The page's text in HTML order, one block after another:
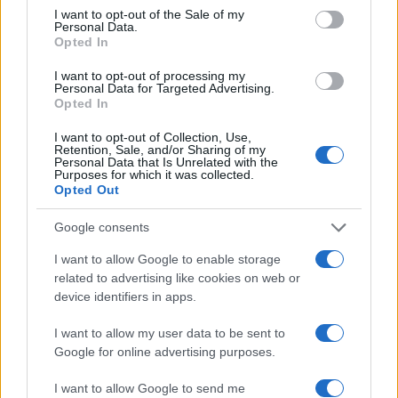
consent section.
I want to opt-out of the Sale of my
Personal Data.
Opted In
I want to opt-out of processing my
Personal Data for Targeted Advertising.
Opted In
I want to opt-out of Collection, Use,
Retention, Sale, and/or Sharing of my
Personal Data that Is Unrelated with the
Purposes for which it was collected.
Opted Out
Google consents
I want to allow Google to enable storage
related to advertising like cookies on web or
device identifiers in apps.
I want to allow my user data to be sent to
Google for online advertising purposes.
I want to allow Google to send me
Cómo elegir, conservar y cocinar pescados y
Diego Romero · 8 Ago 2026
económicas